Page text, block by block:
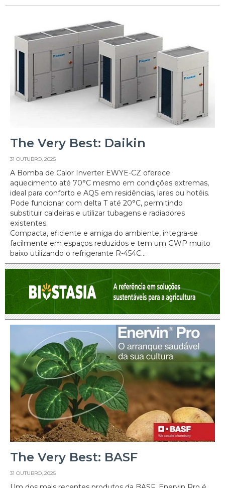
The Very Best: Daikin
31 OUTUBRO, 2025
A Bomba de Calor Inverter EWYE-CZ oferece
aquecimento até 70°C mesmo em condições extremas,
ideal para conforto e AQS em residências, lares ou hotéis.
Pode funcionar com delta T até 20°C, permitindo
substituir caldeiras e utilizar tubagens e radiadores
existentes.
Compacta, eficiente e amiga do ambiente, integra-se
facilmente em espaços reduzidos e tem um GWP muito
baixo utilizando o refrigerante R-454C...
The Very Best: BASF
31 OUTUBRO, 2025